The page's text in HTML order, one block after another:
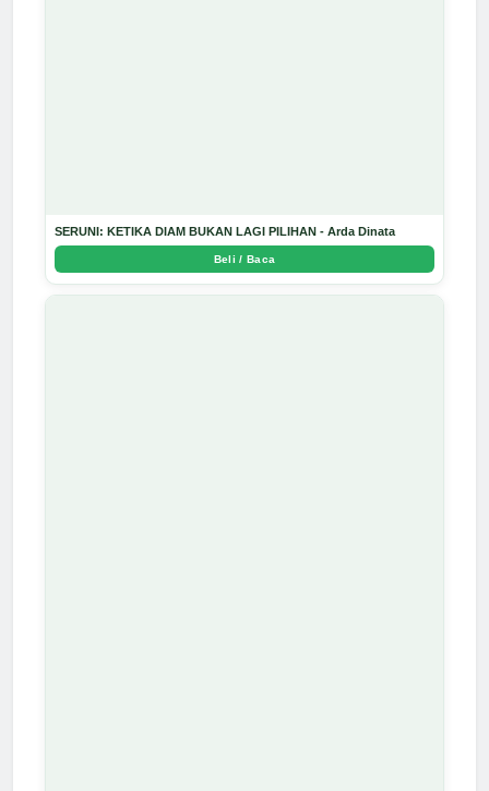
SERUNI: KETIKA DIAM BUKAN LAGI PILIHAN - Arda Dinata
Beli / Baca